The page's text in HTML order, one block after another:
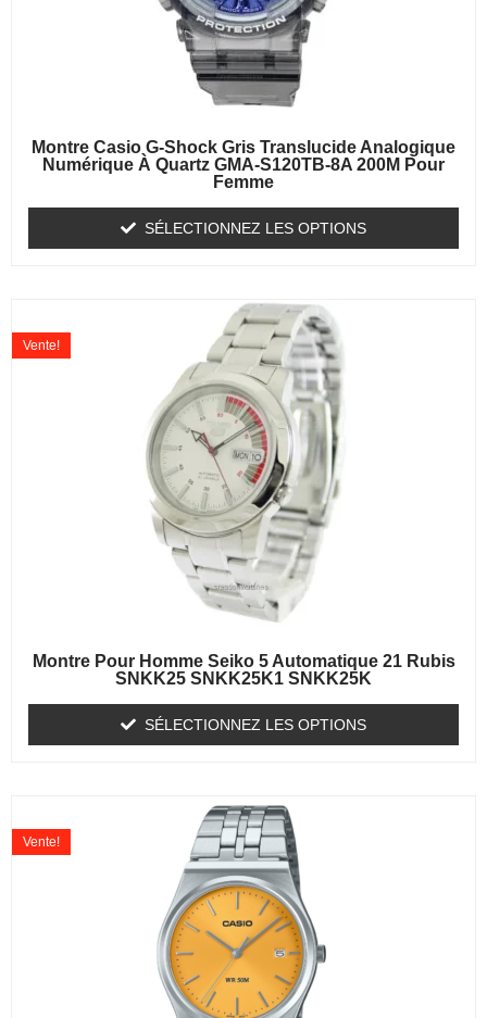
Montre Casio G-Shock Gris Translucide Analogique
Numérique À Quartz GMA-S120TB-8A 200M Pour
Femme
SÉLECTIONNEZ LES OPTIONS
Montre Pour Homme Seiko 5 Automatique 21 Rubis
SNKK25 SNKK25K1 SNKK25K
Vente!
SÉLECTIONNEZ LES OPTIONS
Vente!